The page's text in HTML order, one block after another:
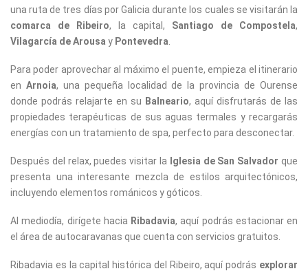
una ruta de tres días por Galicia durante los cuales se visitarán la
comarca de Ribeiro, la capital, Santiago de Compostela,
Vilagarcía de Arousa y Pontevedra
Para poder aprovechar al máximo el puente, empieza el itinerario
en Arnoia, una pequeña localidad de la provincia de Ourense
donde podrás relajarte en su Balneario, aquí disfrutarás de las
propiedades terapéuticas de sus aguas termales y recargarás
energías con un tratamiento de spa, perfecto para desconectar.
Después del relax, puedes visitar la Iglesia de San Salvador que
presenta una interesante mezcla de estilos arquitectónicos,
incluyendo elementos románicos y góticos.
Al mediodía, dirígete hacia Ribadavia, aquí podrás estacionar en
el área de autocaravanas que cuenta con servicios gratuitos.
Ribadavia es la capital histórica del Ribeiro, aquí podrás explorar